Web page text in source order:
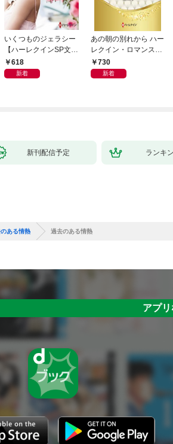
いくつものジェラシー
【ハーレクインSP文庫
版】618
新着
あの朝の別れから ハー
レクイン・ロマンス・
プレミアム～リン・グ
レアム・ベスト・セレ
730
新着
新刊配信予定 ランキ
ある情熱 過去のある情熱
アプ